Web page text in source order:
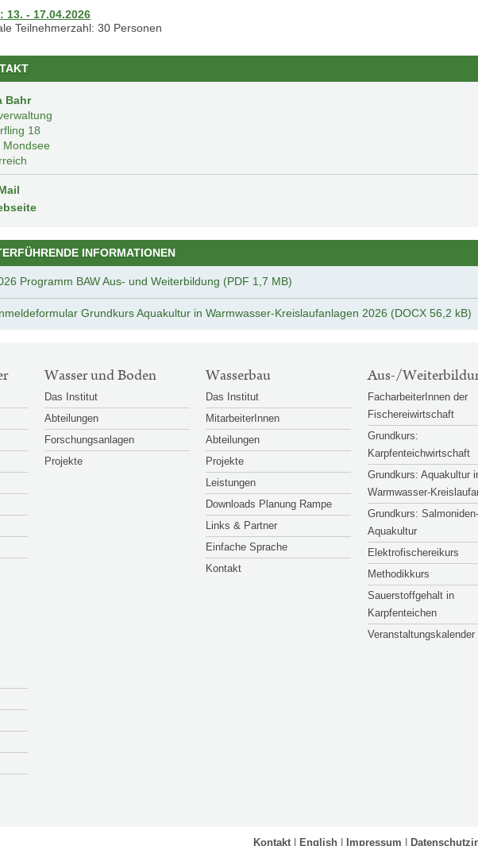
13. - 17.04.2026
Teilnehmerzahl: 30 Personen
Bahr
18
Mondsee
INFORMATIONEN
Programm BAW Aus- und Weiterbildung (PDF 1,7 MB)
Grundkurs Aquakultur in Warmwasser-Kreislaufanlagen 2026 (DOCX 56,2 kB)
Wasser und Boden
Das Institut
Abteilungen
Forschungsanlagen
Projekte
Wasserbau
Das Institut
MitarbeiterInnen
Abteilungen
Projekte
Leistungen
Downloads Planung Rampe
Links & Partner
Einfache Sprache
Kontakt
Aus-/
FacharbeiterInnen der
Fischereiwirtschaft
Grundkurs:
Karpfenteichwirtschaft
Grundkurs: Aquakultur
Warmwasser-
Grundkurs: Salmoniden-
Aquakultur
Elektrofischereikurs
Methodikkurs
Sauerstoffgehalt in
Karpfenteichen
Veranstaltungskalender
Kontakt English Impressum